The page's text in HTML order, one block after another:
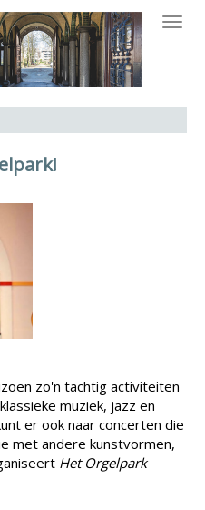
zo'n tachtig activiteiten
muziek, jazz en
er ook naar concerten die
met andere kunstvormen,
Het Orgelpark